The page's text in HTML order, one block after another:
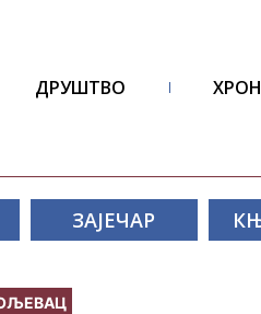
ДРУШТВО
ЗАЈЕЧАР